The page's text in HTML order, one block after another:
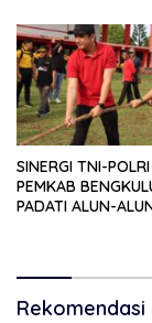
Masyarakat
SINERGI TNI-
PEMKAB
PADATI ALUN-
Rekomendasi